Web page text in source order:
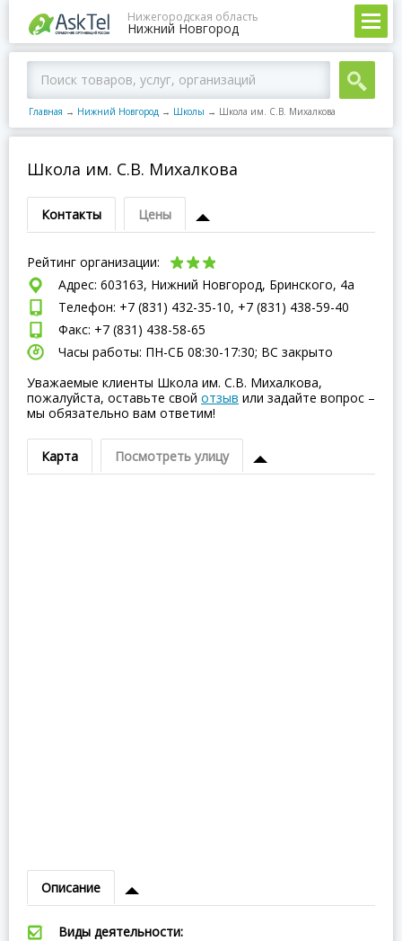
Нижегородская область
Нижний Новгород
Главная → Нижний Новгород → Школы → Школа им. С.В. Михалкова
Школа им. С.В. Михалкова
Контакты Цены
Рейтинг организации:
Адрес: 603163, Нижний Новгород, Бринского, 4а
Телефон: +7 (831) 432-35-10, +7 (831) 438-59-40
Факс: +7 (831) 438-58-65
Часы работы: ПН-СБ 08:30-17:30; ВC закрыто
Уважаемые клиенты Школа им. С.В. Михалкова,
пожалуйста, оставьте свой отзыв или задайте вопрос –
мы обязательно вам ответим!
Карта Посмотреть улицу
Описание
Виды деятельности: